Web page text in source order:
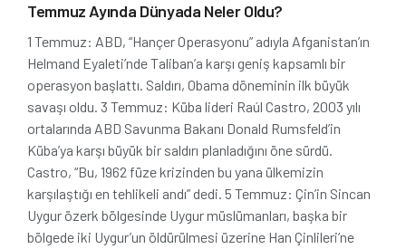
Temmuz Ayında Dünyada Neler Oldu?
1 Temmuz: ABD, “Hançer Operasyonu” adıyla Afganistan’ın
Helmand Eyaleti’nde Taliban’a karşı geniş kapsamlı bir
operasyon başlattı. Saldırı, Obama döneminin ilk büyük
savaşı oldu. 3 Temmuz: Küba lideri Raúl Castro, 2003 yılı
ortalarında ABD Savunma Bakanı Donald Rumsfeld’in
Küba’ya karşı büyük bir saldırı planladığını öne sürdü.
Castro, “Bu, 1962 füze krizinden bu yana ülkemizin
karşılaştığı en tehlikeli andı” dedi. 5 Temmuz: Çin’in Sincan
Uygur özerk bölgesinde Uygur müslümanları, başka bir
bölgede iki Uygur’un öldürülmesi üzerine Han Çinlileri’ne